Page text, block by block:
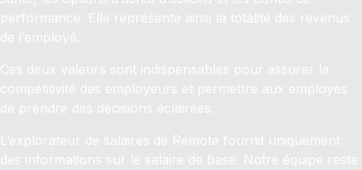
performance. Elle représente ainsi la totalité des revenus
de l’employé.
Ces deux valeurs sont indispensables pour assurer la
compétitivité des employeurs et permettre aux employés
de prendre des décisions éclairées.
L’explorateur de salaires de Remote fournit uniquement
des informations sur le salaire de base. Notre équipe reste